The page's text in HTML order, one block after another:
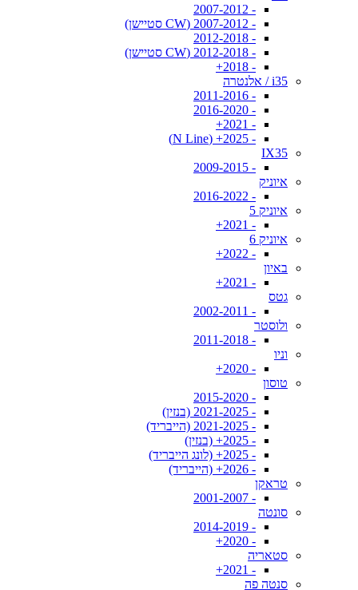
- 2007-2012
- 2007-2012 (CW סטיישן)
- 2012-2018
- 2012-2018 (CW סטיישן)
- 2018+
i35 / אלנטרה
- 2011-2016
- 2016-2020
- 2021+
- 2025+ (N Line)
IX35
- 2009-2015
איוניק
- 2016-2022
איוניק 5
- 2021+
איוניק 6
- 2022+
באיון
- 2021+
גטס
- 2002-2011
ולוסטר
- 2011-2018
וניו
- 2020+
טוסון
- 2015-2020
- 2021-2025 (בנזין)
- 2021-2025 (הייבריד)
- 2025+ (בנזין)
- 2025+ (לונג הייבריד)
- 2026+ (הייבריד)
טראקן
- 2001-2007
סונטה
- 2014-2019
- 2020+
סטאריה
- 2021+
סנטה פה